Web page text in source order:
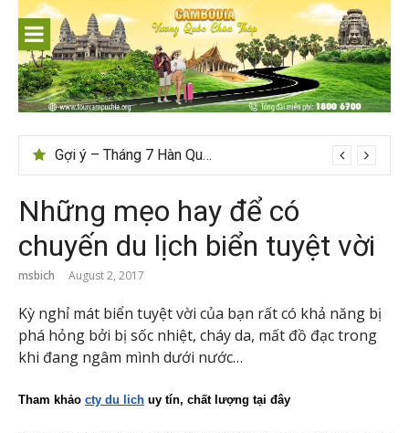
content
Gợi ý – Tháng 7 Hàn Quốc nên đi đâu, mặc gì đẹp?
Những mẹo hay để có
chuyến du lịch biển tuyệt vời
msbich August 2, 2017
Kỳ nghỉ mát biển tuyệt vời của bạn rất có khả năng bị
phá hỏng bởi bị sốc nhiệt, cháy da, mất đồ đạc trong
khi đang ngâm mình dưới nước…
Tham khảo cty du lich uy tín, chất lượng tại đây